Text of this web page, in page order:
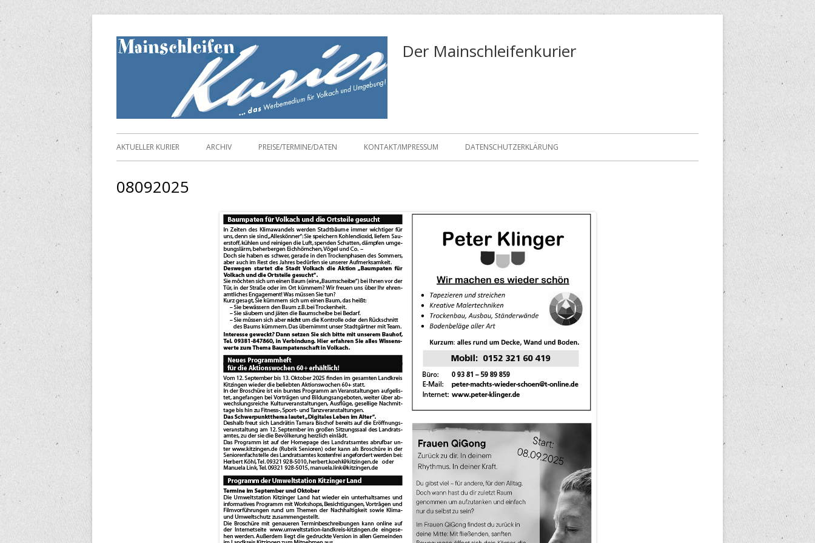
Springe
zum
Inhalt
Der Mainschleifenkurier
Primäres
AKTUELLER KURIER ARCHIV PREISE/TERMINE/DATEN KONTAKT/IMPRESSUM DATENSCHUTZERKLÄRUNG
08092025